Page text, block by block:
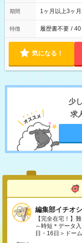
期間 1ヶ月以上3ヶ
特徴 履歴書不要 / 40
気になる！
少
求
編集部イチオシ
【完全在宅！】
～時短＊データ
日・16日＞ドー